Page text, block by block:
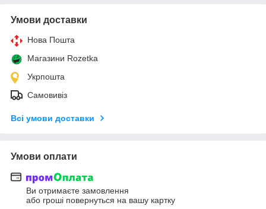
Умови доставки
Нова Пошта
Магазини Rozetka
Укрпошта
Самовивіз
Всі умови доставки
Умови оплати
Ви отримаєте замовлення
або гроші повернуться на вашу картку